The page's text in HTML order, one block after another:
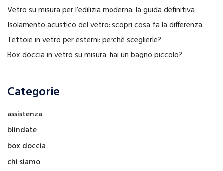
Vetro su misura per l’edilizia moderna: la guida definitiva
Isolamento acustico del vetro: scopri cosa fa la differenza
Tettoie in vetro per esterni: perché sceglierle?
Box doccia in vetro su misura: hai un bagno piccolo?
Categorie
assistenza
blindate
box doccia
chi siamo